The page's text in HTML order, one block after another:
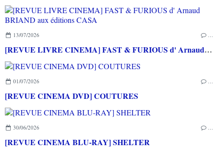
13/07/2026 …
[REVUE LIVRE CINEMA] FAST & FURIOUS d' Arnaud BRIAND aux éditions CASA
01/07/2026 …
[REVUE CINEMA DVD] COUTURES
30/06/2026 …
[REVUE CINEMA BLU-RAY] SHELTER